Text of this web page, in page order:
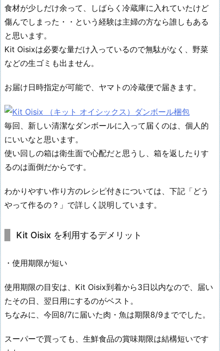
食材が少しだけ余って、しばらく冷蔵庫に入れていたけど
傷んでしまった・・という経験は主婦の方なら誰しもある
と思います。
Kit Oisixは必要な量だけ入っているので無駄がなく、野菜
などの生ゴミも出ません。
お届け日時指定が可能で、ヤマトの冷蔵便で届きます。
毎回、新しい清潔なダンボールに入って届くのは、個人的
にいいなと思います。
使い回しの箱は衛生面で心配だと思うし、箱を返したりす
るのは面倒だからです。
わかりやすい作り方のレシピ付きについては、下記「どう
やって作るの？」で詳しく説明しています。
Kit Oisix を利用するデメリット
・使用期限が短い
使用期限の目安は、Kit Oisix到着から3日以内なので、届い
たその日、翌日用にするのがベスト。
ちなみに、今回8/7に届いた肉・魚は期限8/9まででした。
スーパーで買っても、生鮮食品の賞味期限は結構短いです